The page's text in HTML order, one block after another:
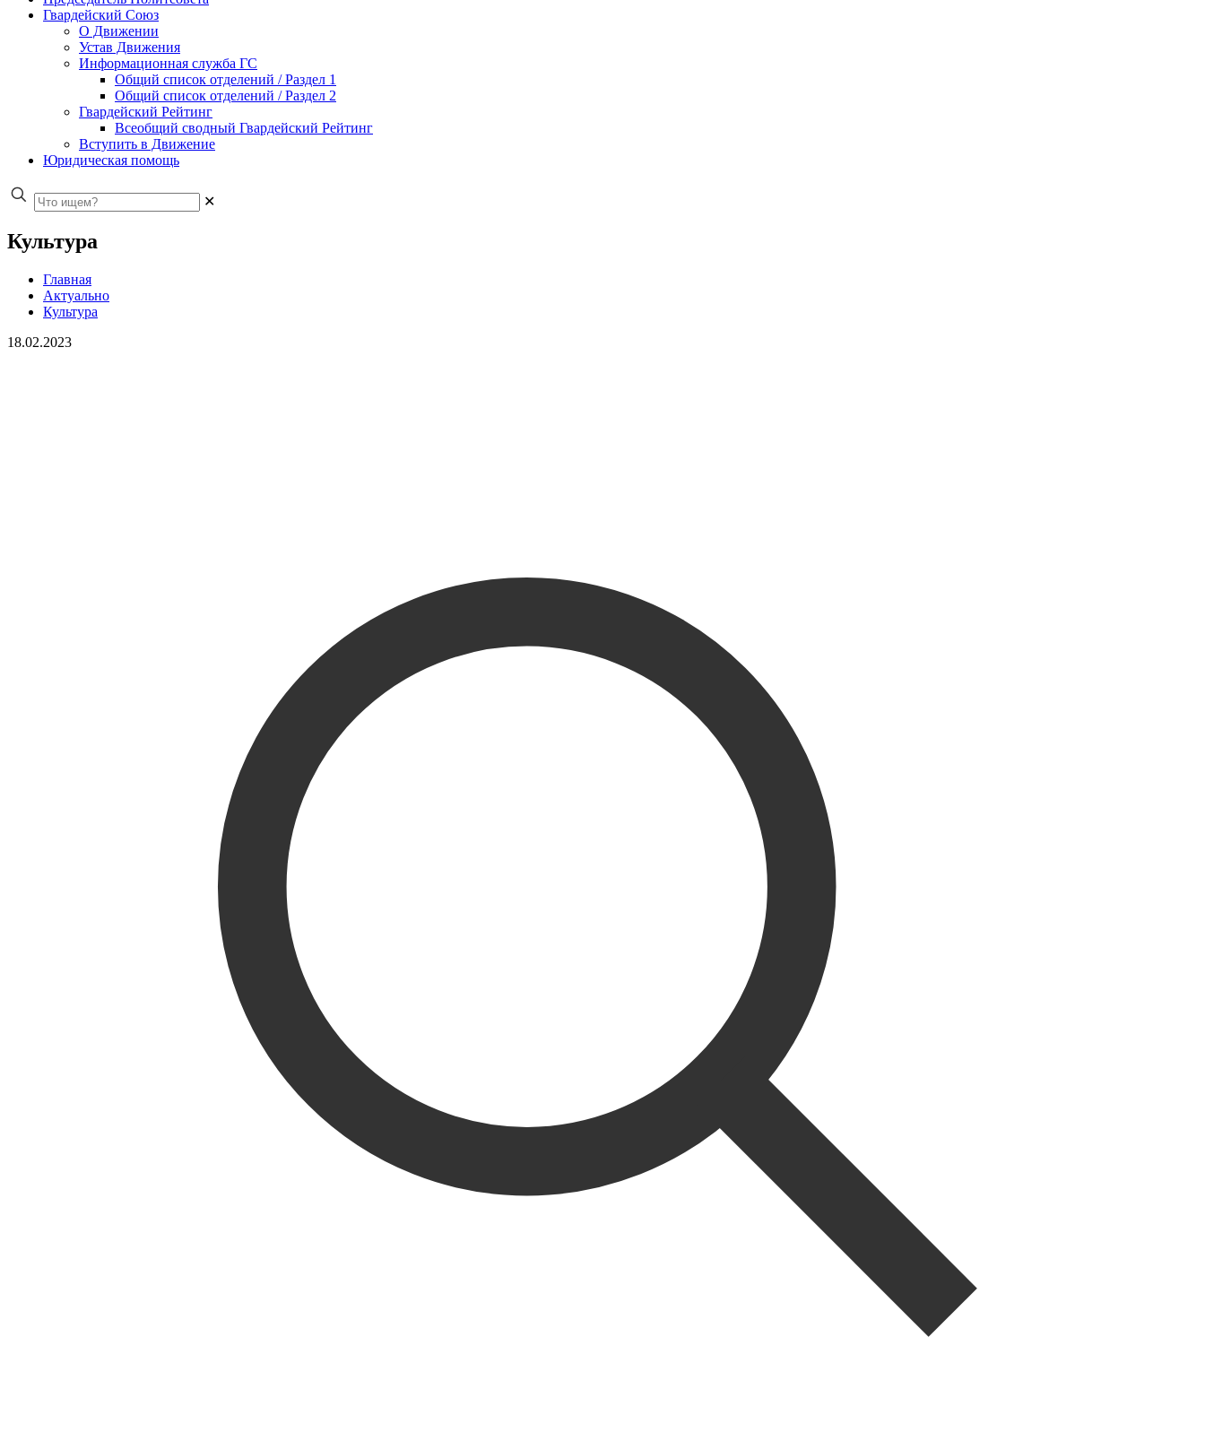
Гвардейский Союз
О Движении
Устав Движения
Информационная служба ГС
Общий список отделений / Раздел 1
Общий список отделений / Раздел 2
Гвардейский Рейтинг
Всеобщий сводный Гвардейский Рейтинг
Вступить в Движение
Юридическая помощь
✕
Культура
Главная
Актуально
Культура
18.02.2023